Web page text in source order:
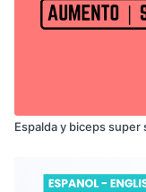
Espalda y biceps super